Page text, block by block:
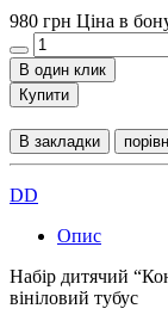
980 грн Ціна в
В один клик
Купити
В закладки
DD
Опис
Набір дитячий
вініловий тубус